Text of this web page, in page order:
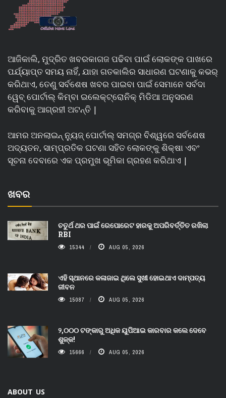
ଆଜିକାଲି, ମୁଦ୍ରିତ ଖବରକାଗଜ ପଢିବା ପାଇଁ ଲୋକଙ୍କ ପାଖରେ
ପର୍ଯ୍ୟାପ୍ତ ସମୟ ନାହିଁ, ଯାହା ଗତକାଲିର ସାଧାରଣ ଘଟଣାକୁ କଭର୍
କରିଥାଏ, ତେଣୁ ସର୍ବଶେଷ ଖବର ପାଇବା ପାଇଁ ସେମାନେ ସର୍ବଦା
ୱେବ୍ ପୋର୍ଟାଲ୍ କିମ୍ବା ଇଲେକ୍ଟ୍ରୋନିକ୍ ମିଡିଆ ଅନୁସରଣ
କରିବାକୁ ଆଗ୍ରହୀ ଅଟନ୍ତି |
ଆମର ଅନଲାଇନ୍ ନ୍ୟୁଜ୍ ପୋର୍ଟାଲ୍ ସମଗ୍ର ବିଶ୍ୱରେ ସର୍ବଶେଷ
ଅଦ୍ୟତନ, ସାମ୍ପ୍ରତିକ ଘଟଣା ସହିତ ଲୋକଙ୍କୁ ଶିକ୍ଷା ଏବଂ
ସୂଚନା ଦେବାରେ ଏକ ପ୍ରମୁଖ ଭୂମିକା ଗ୍ରହଣ କରିଥାଏ |
ଖବର
ଚତୁର୍ଥ ଥର ପାଇଁ ରେପୋରେଟ ହାରକୁ ଅପରିବର୍ତ୍ତିତ ରଖିଲା
RBI
15344 AUG 05, 2026
ଏହି ସ୍ଥାନରେ କଳାଜାଇ ଥିଲେ ସୁଖୀ ହୋଇଥାଏ ଦାମ୍ପତ୍ୟ
ଜୀବନ
15087 AUG 05, 2026
୨,୦୦୦ ଟଙ୍କାରୁ ଅଧିକ ୟୁପିଆଇ କାରବାର କଲେ ଦେବେ
ଶୁଳ୍କ!
15666 AUG 05, 2026
ABOUT US